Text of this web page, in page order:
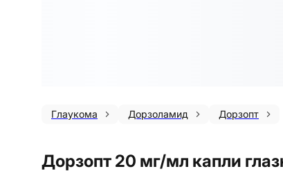
Глаукома Дорзоламид Дорзопт
Дорзопт 20 мг/мл капли